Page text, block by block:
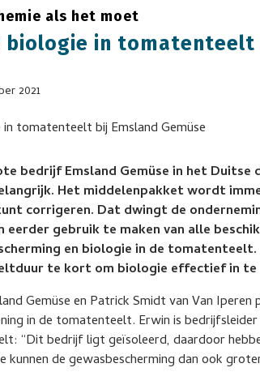
als het moet
biologie in tomatenteelt
2021
bedrijf Emsland Gemüse in het Duitse
Het middelenpakket wordt
corrigeren. Dat dwingt de
eerder gebruik te maken van alle
en biologie in de
te kort om biologie effectief in te
Gemüse en Patrick Smidt van Van
in de tomatenteelt. Erwin is
“Dit bedrijf ligt geïsoleerd, daardoor
kunnen de gewasbescherming dan ook